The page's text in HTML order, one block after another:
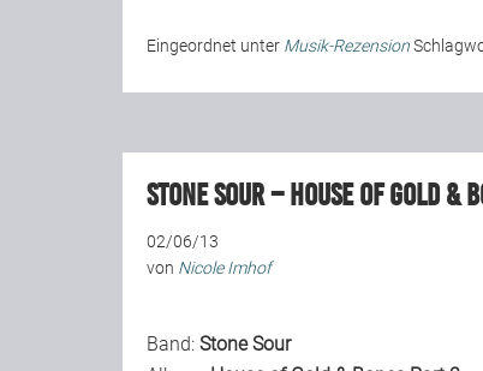
Eingeordnet unter Musik-Rezension
Stone Sour – House of Gold &
02/06/13
von Nicole Imhof
Band: Stone Sour